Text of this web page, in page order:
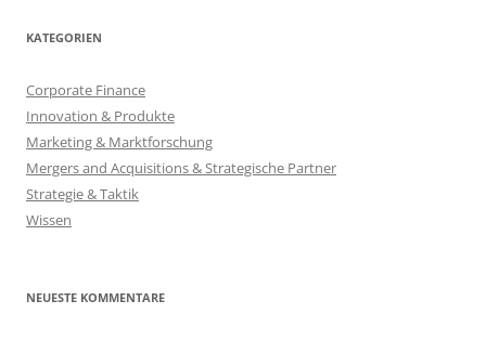
KATEGORIEN
Corporate Finance
Innovation & Produkte
Marketing & Marktforschung
Mergers and Acquisitions & Strategische Partner
Strategie & Taktik
Wissen
NEUESTE KOMMENTARE